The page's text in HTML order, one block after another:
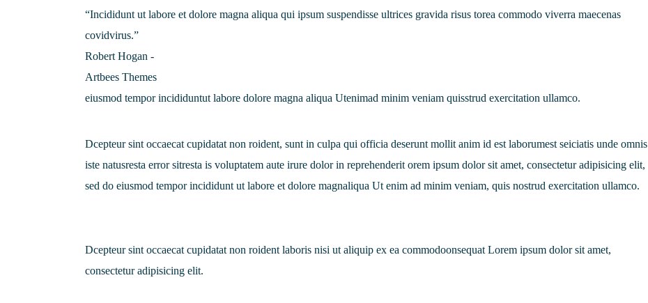
“Incididunt ut labore et dolore magna aliqua qui ipsum suspendisse ultrices gravida risus torea commodo viverra maecenas
covidvirus.”
Robert Hogan -
Artbees Themes
eiusmod tempor incididuntut labore dolore magna aliqua Utenimad minim veniam quisstrud exercitation ullamco.
Dcepteur sint occaecat cupidatat non roident, sunt in culpa qui officia deserunt mollit anim id est laborumest seiciatis unde omnis
iste natusresta error sitresta is voluptatem aute irure dolor in reprehenderit orem ipsum dolor sit amet, consectetur adipisicing elit,
sed do eiusmod tempor incididunt ut labore et dolore magnaliqua Ut enim ad minim veniam, quis nostrud exercitation ullamco.
Dcepteur sint occaecat cupidatat non roident laboris nisi ut aliquip ex ea commodoonsequat Lorem ipsum dolor sit amet,
consectetur adipisicing elit.